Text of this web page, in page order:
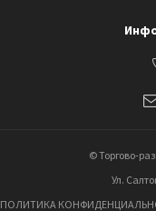
© Торгово-
Ул.
ПОЛИТИКА